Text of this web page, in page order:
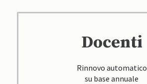
Docenti
Rinnovo automatico
su base annuale